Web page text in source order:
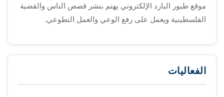
موقع طيور البارد الإلكتروني يهتم بنشر قصص الناس والقضية
الفلسطينية ويعمل على رفع الوعي والعمل التطوعي.
الفعاليات